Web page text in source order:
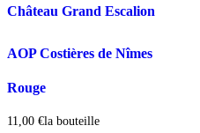
Château Grand Escalion
AOP Costières de Nîmes
Rouge
11,00 €la bouteille